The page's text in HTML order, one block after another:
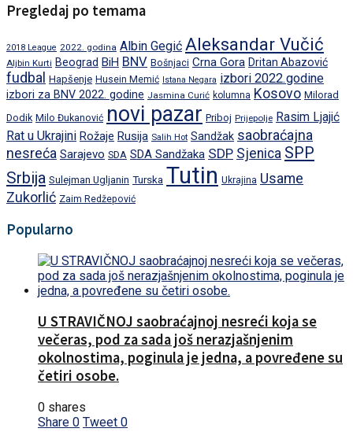
Pregledaj po temama
2018 League 2022. godina Albin Gegić Aleksandar Vučić
Aljbin Kurti Beograd BiH BNV Bošnjaci Crna Gora Dritan Abazović
fudbal Hapšenje Husein Memić Istana Negara izbori 2022.godine
izbori za BNV 2022. godine Jasmina Curić kolumna Kosovo Milorad
Dodik Milo Đukanović novi pazar Priboj Prijepolje Rasim Ljajić
Rat u Ukrajini Rožaje Rusija Salih Hot Sandžak saobraćajna
nesreća Sarajevo SDA SDA Sandžaka SDP Sjenica SPP
Srbija Sulejman Ugljanin Turska Tutin Ukrajina Usame
Zukorlić Zaim Redžepović
Popularno
U STRAVIČNOJ saobraćajnoj nesreći koja se
večeras, pod za sada još nerazjašnjenim
okolnostima, poginula je jedna, a povređene su
četiri osobe.
0 shares
Share 0 Tweet 0